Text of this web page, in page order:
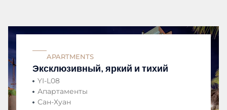
APARTMENTS
Эксклюзивный, яркий и тихий
YI-L08
Апартаменты
Сан-Хуан